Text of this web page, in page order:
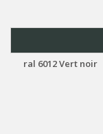
ral 6012 Vert noir